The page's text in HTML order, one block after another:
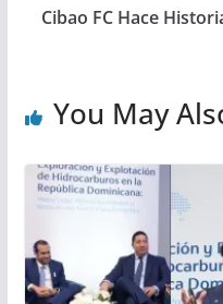
Cibao FC Hace
You May